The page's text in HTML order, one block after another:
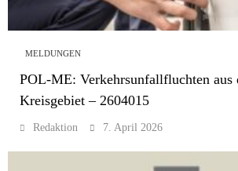
MELDUNGEN
POL-ME: Verkehrsunfallfluchten aus
Kreisgebiet – 2604015
Redaktion 7. April 2026